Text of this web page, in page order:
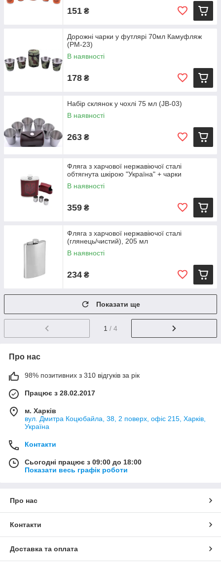
151 ₴
Дорожні чарки у футлярі 70мл Камуфляж
(PM-23)
В наявності
178 ₴
Набір склянок у чохлі 75 мл (JB-03)
В наявності
263 ₴
Фляга з харчової нержавіючої сталі
обтягнута шкірою "Україна" + чарки
В наявності
359 ₴
Фляга з харчової нержавіючої сталі
(глянець/чистий), 205 мл
В наявності
234 ₴
Показати ще
1 / 4
Про нас
98% позитивних з 310 відгуків за рік
Працює з 28.02.2017
м. Харків
вул. Дмитра Коцюбайла, 38, 2 поверх, офіс 215, Харків,
Україна
Контакти
Сьогодні працює з 09:00 до 18:00
Показати весь графік роботи
Про нас
Контакти
Доставка та оплата